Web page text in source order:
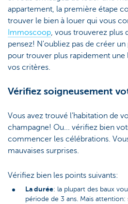
appartement, la première étape
trouver le bien à louer qui vous
Immoscoop, vous trouverez plus
pensez! N'oubliez pas de créer
pour trouver plus rapidement
vos critères.
Vérifiez soigneusement
Vous avez trouvé l’habitation de
champagne! Ou... vérifiez bien
commencer les célébrations.
mauvaises surprises.
Vérifiez bien les points suivants:
La durée: la plupart des baux
période de 3 ans. Mais attention: